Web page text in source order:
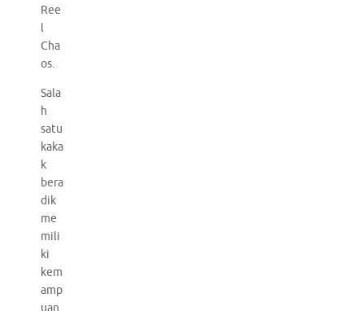
Ree
l
Cha
os.
Sala
h
satu
kaka
k
bera
dik
me
mili
ki
kem
amp
uan